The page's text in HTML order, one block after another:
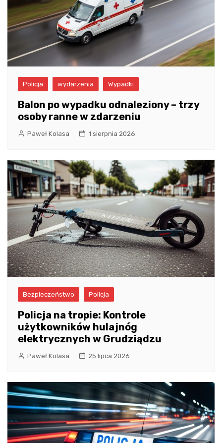
Policja wydarzenia Wypadki
Balon po wypadku odnaleziony – trzy
osoby ranne w zdarzeniu
Paweł Kolasa 1 sierpnia 2026
Bezpieczeństwo Policja
Policja na tropie: Kontrole
użytkowników hulajnóg
elektrycznych w Grudziądzu
Paweł Kolasa 25 lipca 2026